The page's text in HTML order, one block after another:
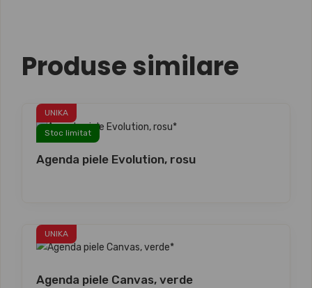
Produse similare
UNIKA
Stoc limitat
Agenda piele Evolution, rosu
UNIKA
Agenda piele Canvas, verde